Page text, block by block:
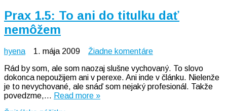
Prax 1.5: To ani do titulku dať
nemôžem
hyena 1. mája 2009 Žiadne komentárena
1.5:
To
ani
Rád by som, ale som naozaj slušne vychovaný. To slovo
dokonca nepoužijem ani v perexe. Ani inde v článku. Nielenže
je to nevychované, ale snáď som nejaký profesionál. Takže
povedzme,… Read more »